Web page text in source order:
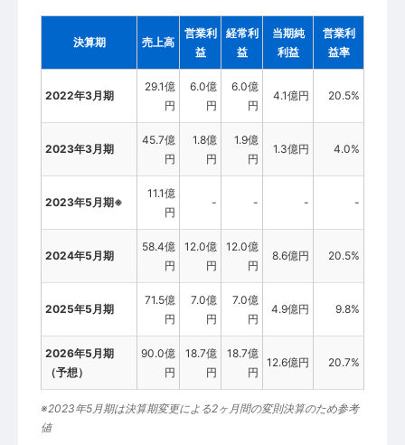
決算期 売上高
営業利
益
経常利
益
当期純
利益
営業利
益率
2022年3月期
29.1億
円
6.0億
円
6.0億
円
4.1億円 20.5%
2023年3月期
45.7億
円
1.8億
円
1.9億
円
1.3億円 4.0%
2023年5月期※
11.1億
円
- - - -
2024年5月期
58.4億
円
12.0億
円
12.0億
円
8.6億円 20.5%
2025年5月期
71.5億
円
7.0億
円
7.0億
円
4.9億円 9.8%
2026年5月期
（予想）
90.0億
円
18.7億
円
18.7億
円
12.6億円 20.7%
※2023年5月期は決算期変更による2ヶ月間の変則決算のため参考
値